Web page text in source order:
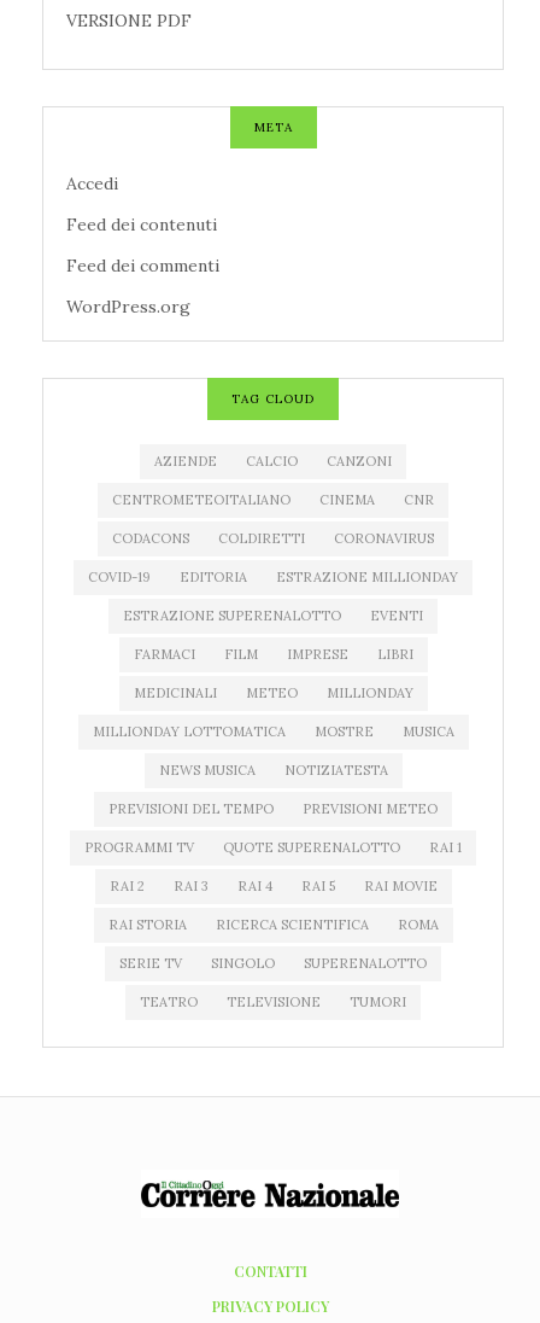
VERSIONE PDF
META
Accedi
Feed dei contenuti
Feed dei commenti
WordPress.org
TAG CLOUD
AZIENDE CALCIO CANZONI
CENTROMETEOITALIANO CINEMA CNR
CODACONS COLDIRETTI CORONAVIRUS
COVID-19 EDITORIA ESTRAZIONE MILLIONDAY
ESTRAZIONE SUPERENALOTTO EVENTI
FARMACI FILM IMPRESE LIBRI
MEDICINALI METEO MILLIONDAY
MILLIONDAY LOTTOMATICA MOSTRE MUSICA
NEWS MUSICA NOTIZIATESTA
PREVISIONI DEL TEMPO PREVISIONI METEO
PROGRAMMI TV QUOTE SUPERENALOTTO RAI 1
RAI 2 RAI 3 RAI 4 RAI 5 RAI MOVIE
RAI STORIA RICERCA SCIENTIFICA ROMA
SERIE TV SINGOLO SUPERENALOTTO
TEATRO TELEVISIONE TUMORI
CONTATTI
PRIVACY POLICY